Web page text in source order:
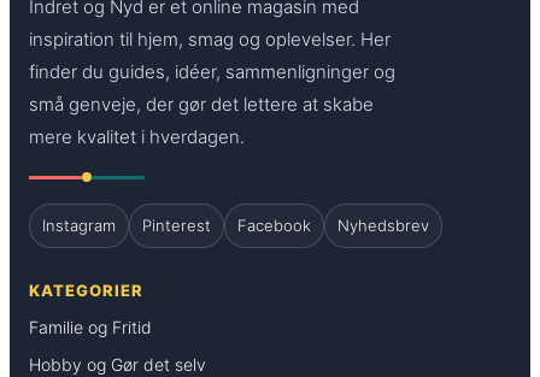
Indret og Nyd er et online magasin med
inspiration til hjem, smag og oplevelser. Her
finder du guides, idéer, sammenligninger og
små genveje, der gør det lettere at skabe
mere kvalitet i hverdagen.
Instagram Pinterest Facebook Nyhedsbrev
KATEGORIER
Familie og Fritid
Hobby og Gør det selv